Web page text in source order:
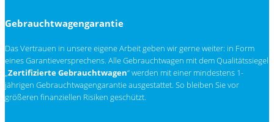
Gebrauchtwagengarantie
Das Vertrauen in unsere eigene Arbeit geben wir gerne weiter: in Form
eines Garantieversprechens. Alle Gebrauchtwagen mit dem Qualitätssiegel
„Zertifizierte Gebrauchtwagen“ werden mit einer mindestens 1-
jährigen Gebrauchtwagengarantie ausgestattet. So bleiben Sie vor
größeren finanziellen Risiken geschützt.